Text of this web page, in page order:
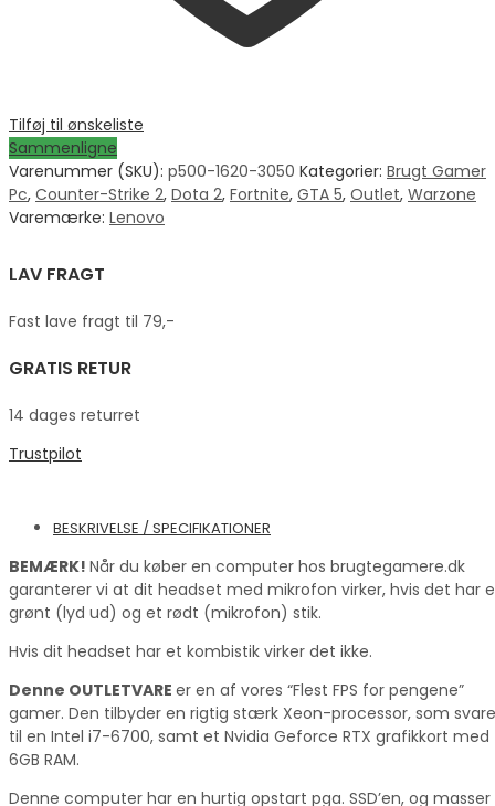
Tilføj til ønskeliste
Sammenligne
Varenummer (SKU): p500-1620-3050 Kategorier: Brugt Gamer
Pc, Counter-Strike 2, Dota 2, Fortnite, GTA 5, Outlet, Warzone
Varemærke: Lenovo
LAV FRAGT
Fast lave fragt til 79,-
GRATIS RETUR
14 dages returret
Trustpilot
BESKRIVELSE / SPECIFIKATIONER
BEMÆRK! Når du køber en computer hos brugtegamere.dk
garanterer vi at dit headset med mikrofon virker, hvis det har
grønt (lyd ud) og et rødt (mikrofon) stik.
Hvis dit headset har et kombistik virker det ikke.
Denne OUTLETVARE er en af vores “Flest FPS for pengene”
gamer. Den tilbyder en rigtig stærk Xeon-processor, som
til en Intel i7-6700, samt et Nvidia Geforce RTX grafikkort med
6GB RAM.
Denne computer har en hurtig opstart pga. SSD’en, og masser